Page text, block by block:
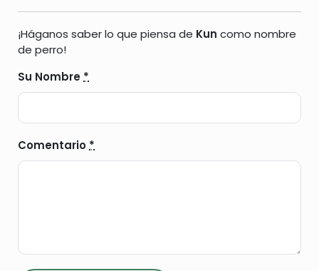
¡Háganos saber lo que piensa de Kun como nombre
de perro!
Su Nombre *
Comentario *